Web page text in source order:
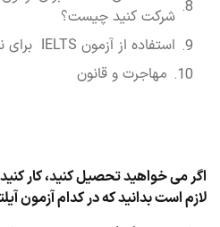
شرکت کنید چیست؟
استفاده از آزمون IELTS برای نتایج آزمون UKVI
مهاجرت و قانون
اگر می خواهید تحصیل کنید، کار
لازم است بدانید که در کدام آزمون